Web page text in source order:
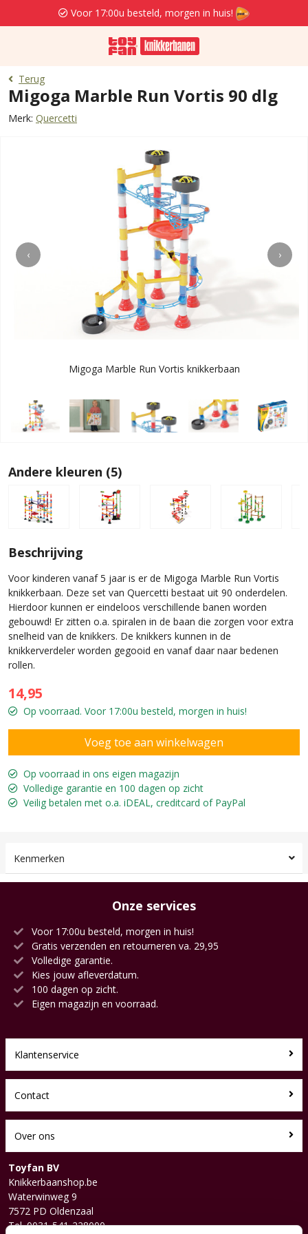
Voor 17:00u besteld, morgen in huis!
Terug
Migoga Marble Run Vortis 90 dlg
Merk: Quercetti
‹ ›
Migoga Marble Run Vortis knikkerbaan
Andere kleuren (5)
Beschrijving
Voor kinderen vanaf 5 jaar is er de Migoga Marble Run Vortis
knikkerbaan. Deze set van Quercetti bestaat uit 90 onderdelen.
Hierdoor kunnen er eindeloos verschillende banen worden
gebouwd! Er zitten o.a. spiralen in de baan die zorgen voor extra
snelheid van de knikkers. De knikkers kunnen in de
knikkerverdeler worden gegooid en vanaf daar naar bedenen
rollen.
14,95
Op voorraad. Voor 17:00u besteld, morgen in huis!
Op voorraad in ons eigen magazijn
Volledige garantie en 100 dagen op zicht
Veilig betalen met o.a. iDEAL, creditcard of PayPal
Kenmerken
Onze services
Voor 17:00u besteld, morgen in huis!
Gratis verzenden en retourneren va. 29,95
Volledige garantie.
Kies jouw afleverdatum.
100 dagen op zicht.
Eigen magazijn en voorraad.
Klantenservice
Contact
Over ons
Toyfan BV
Knikkerbaanshop.be
Waterwinweg 9
7572 PD Oldenzaal
Tel. 0031-541-228000